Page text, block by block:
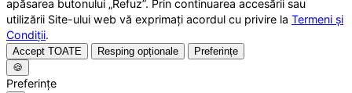
apăsarea butonului „Refuz”. Prin continuarea accesării sau
utilizării Site-ului web vă exprimați acordul cu privire la Termeni și
Condiții.
Accept TOATE Resping opționale
Preferințe
🍪
Preferințe